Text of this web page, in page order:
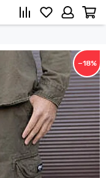
−18%